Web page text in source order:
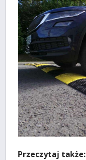
Przeczytaj także: